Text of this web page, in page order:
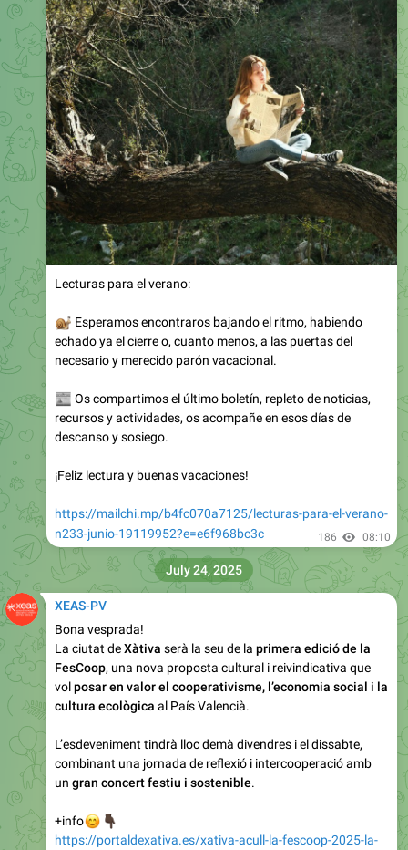
Lecturas para el verano:
Esperamos encontraros bajando el ritmo, habiendo
echado ya el cierre o, cuanto menos, a las puertas del
necesario y merecido parón vacacional.
Os compartimos el último boletín, repleto de noticias,
recursos y actividades, os acompañe en esos días de
descanso y sosiego.
¡Feliz lectura y buenas vacaciones!
https://mailchi.mp/b4fc070a7125/lecturas-para-el-verano-
n233-junio-19119952?e=e6f968bc3c
186 08:10
XEAS-PV
Bona vesprada!
La ciutat deXàtiva serà la seu de la primera edició de la
FesCoop, una nova proposta cultural i reivindicativa que
volposar en valor el cooperativisme, l’economia social i la
cultura ecològica al País Valencià.
L’esdeveniment tindrà lloc demà divendres i el dissabte,
combinant una jornada de reflexió i intercooperació amb
un gran concert festiu i sostenible.
+info
https://portaldexativa.es/xativa-acull-la-fescoop-2025-la-
July 24, 2025